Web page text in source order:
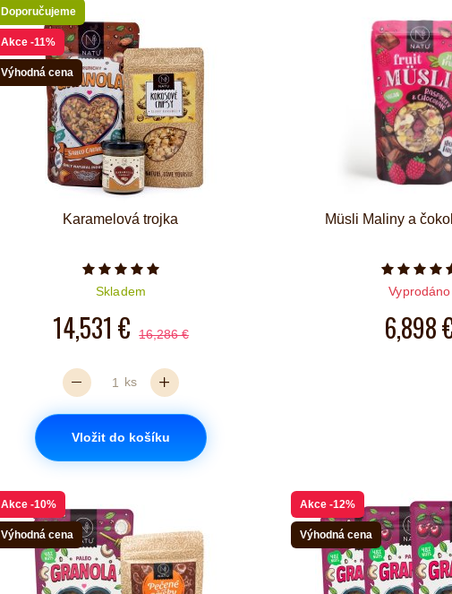
Doporučujeme
Akce -11%
Výhodná cena
Karamelová trojka
Počet hvězdiček je 5 z 5
Skladem
14,531 € 16,286 €
ks
Vložit do košíku
Müsli Maliny a
Vyprodáno
6,898
Akce -10%
Výhodná cena
Akce -12%
Výhodná cena